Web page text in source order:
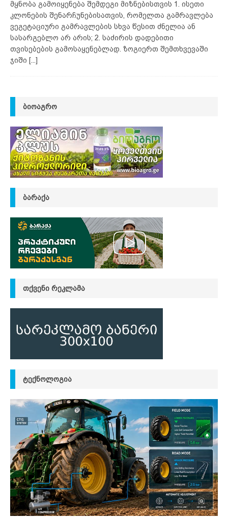
მყნობა გამოიყენება შემდეგი მიზნებისთვის 1. ისეთი
კლონების შენარჩუნებისათვის, რომელთა გამრავლება
ვეგეტაციური გამრავლების სხვა წესით ძნელია ან
სასარგებლო არ არის; 2. საძირის დადებითი
თვისებების გამოსაყენებლად. ზოგიერთ შემთხვევაში
ჯიში [...]
ᲑᲘᲝᲐᲒᲠᲝ
ᲑᲐᲠᲐᲥᲐ
ᲗᲥᲕᲔᲜᲘ ᲠᲔᲙᲚᲐᲛᲐ
ᲢᲔᲥᲜᲝᲚᲝᲒᲘᲐ